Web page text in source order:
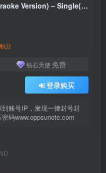
Little Mix – Sweet Melody (Karaoke Version) – Single(886449009169)【16bit／44.1kHz】土耳其区
积分
钻石天使 免费
登录购买
账号IP，发现一律封号封
码www.oppsunote.com